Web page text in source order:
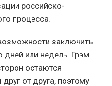
российско-
процесса.
заключить
дней или недель. Грэм
остаются
от друга, поэтому